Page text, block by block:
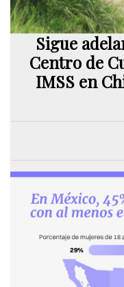
Sigue
Centro de
IMSS en